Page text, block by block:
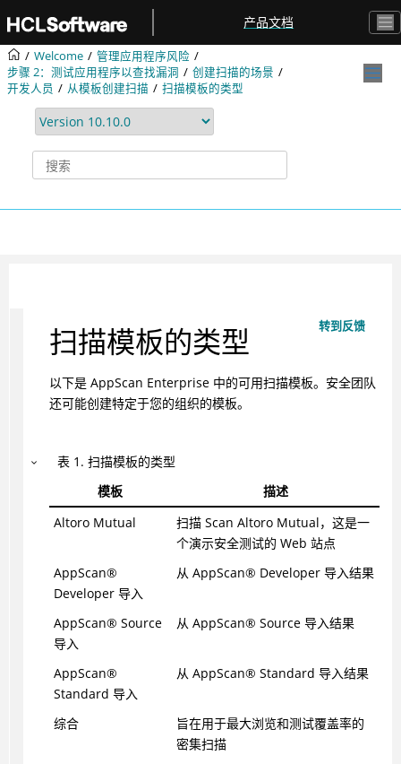
产品文档
Welcome
管理应用程序风险
步骤 2：测试应用程序以查找漏洞
创建扫描的场景
开发人员
从模板创建扫描 扫描模板的类型
转到反馈
扫描模板的类型
以下是 AppScan Enterprise 中的可用扫描模板。安全团队
还可能创建特定于您的组织的模板。
表 1 .扫描模板的类型
模板
描述
Altoro Mutual
扫描 Scan Altoro Mutual，这是一
个演示安全测试的 Web 站点
AppScan®
Developer 导入
从 AppScan® Developer 导入结果
AppScan® Source
导入
从 AppScan® Source 导入结果
AppScan®
Standard 导入
从 AppScan® Standard 导入结果
综合
旨在用于最大浏览和测试覆盖率的
密集扫描